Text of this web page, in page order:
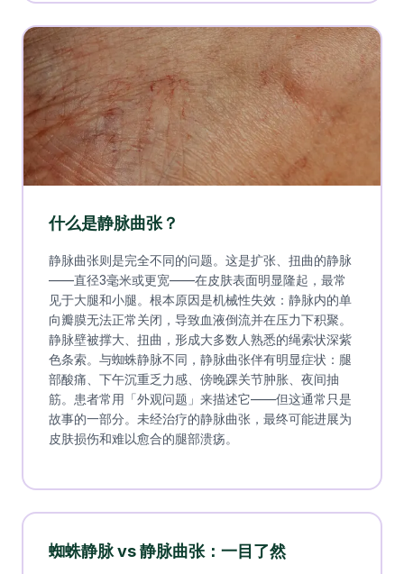
什么是静脉曲张？
静脉曲张则是完全不同的问题。这是扩张、扭曲的静脉
——直径3毫米或更宽——在皮肤表面明显隆起，最常
见于大腿和小腿。根本原因是机械性失效：静脉内的单
向瓣膜无法正常关闭，导致血液倒流并在压力下积聚。
静脉壁被撑大、扭曲，形成大多数人熟悉的绳索状深紫
色条索。与蜘蛛静脉不同，静脉曲张伴有明显症状：腿
部酸痛、下午沉重乏力感、傍晚踝关节肿胀、夜间抽
筋。患者常用「外观问题」来描述它——但这通常只是
故事的一部分。未经治疗的静脉曲张，最终可能进展为
皮肤损伤和难以愈合的腿部溃疡。
蜘蛛静脉 vs 静脉曲张：一目了然